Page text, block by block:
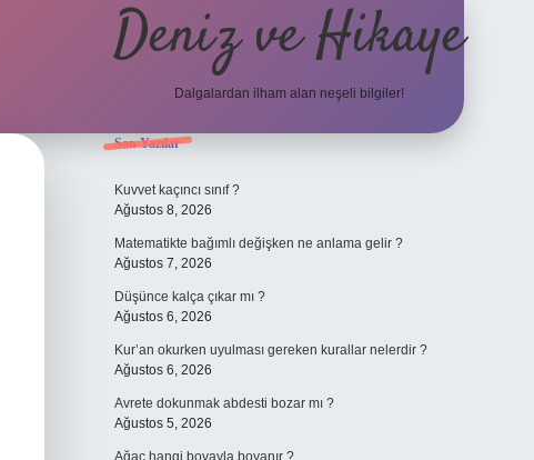
Deniz ve Hikaye
Dalgalardan ilham alan neşeli bilgiler!
Sidebar
Son Yazılar
Kuvvet kaçıncı sınıf ?
Ağustos 8, 2026
Matematikte bağımlı değişken ne anlama gelir ?
Ağustos 7, 2026
Düşünce kalça çıkar mı ?
Ağustos 6, 2026
Kur’an okurken uyulması gereken kurallar nelerdir ?
Ağustos 6, 2026
Avrete dokunmak abdesti bozar mı ?
Ağustos 5, 2026
Ağaç hangi boyayla boyanır ?
ilbet yeni girişilbet yeni giriş